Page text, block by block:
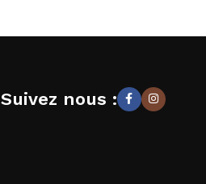
Suivez nous :